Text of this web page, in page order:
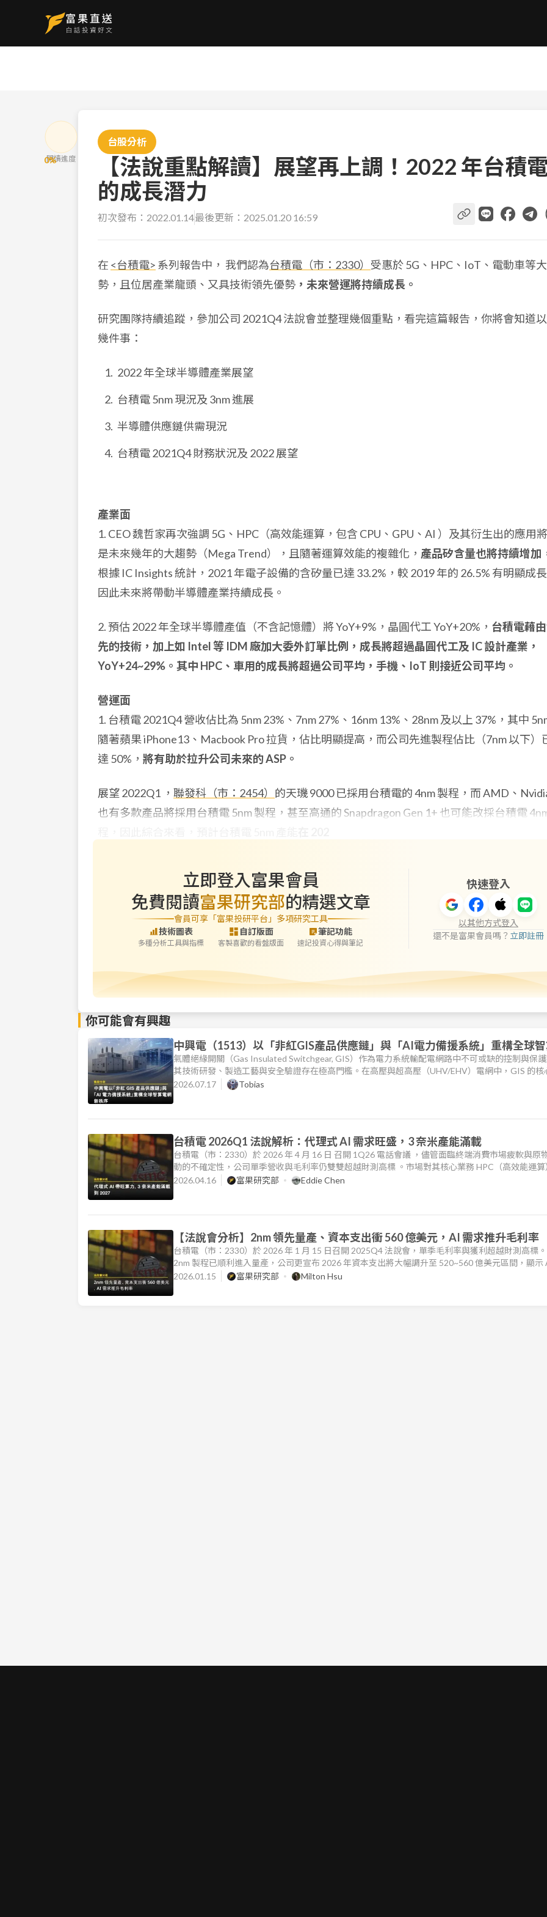
0%
閱讀進度
台股分析
【法說重點解讀】展望再上調！2022 年台積
的成長潛力
初次發布： 2022.01.14最後更新： 2025.01.20 16:59
在 <台積電> 系列報告中， 我們認為台積電（市：2330） 受惠於 5G、HPC、IoT、電動車等
勢，且位居產業龍頭、又具技術領先優勢 ，未來營運將持續成長。
研究團隊持續追蹤，參加公司 2021Q4 法說會並整理幾個重點，看完這篇報告，你將會知道
幾件事：
2022 年全球半導體產業展望
台積電 5nm 現況及 3nm 進展
半導體供應鏈供需現況
台積電 2021Q4 財務狀況及 2022 展望
產業面
1. CEO 魏哲家再次強調 5G、HPC（高效能運算，包含 CPU、GPU、AI ）及其衍生出的應用
是未來幾年的大趨勢（Mega Trend），且隨著運算效能的複雜化， 產品矽含量也將持續增加
根據 IC Insights 統計，2021 年電子設備的含矽量已達 33.2%，較 2019 年的 26.5% 有明顯成長
因此未來將帶動半導體產業持續成長。
2. 預估 2022 年全球半導體產值（不含記憶體）將 YoY+9%，晶圓代工 YoY+20%， 台積電藉
先的技術，加上如 Intel 等 IDM 廠加大委外訂單比例，成長將超過晶圓代工及 IC 設計產業，
YoY+24~29%。其中 HPC、車用的成長將超過公司平均，手機、IoT 則接近公司平均。
營運面
1. 台積電 2021Q4 營收佔比為 5nm 23%、7nm 27%、16nm 13%、28nm 及以上 37%，其中
隨著蘋果 iPhone13、Macbook Pro 拉貨，佔比明顯提高，而公司先進製程佔比（7nm 以下）
達 50%， 將有助於拉升公司未來的 ASP。
展望 2022Q1 ， 聯發科（市：2454） 的天璣 9000 已採用台積電的 4nm 製程，而 AMD、
也有多款產品將採用台積電 5nm 製程，甚至高通的 Snapdragon Gen 1+ 也可能改採台積電
立即登入富果會員
免費閱讀富果研究部的精選文章
會員可享「富果投研平台」多項研究工具
技術圖表
多種分析工具與指標
自訂版面
客製喜歡的看盤版面
筆記功能
速記投資心得與筆記
快速登入
以其他方式登入
還不是富果會員嗎？ 立即註冊
你可能會有興趣
中興電（1513）以「非紅GIS產品供應鏈」與「AI電力備援系統」重構全球智
網新秩序
氣體絕緣開關（Gas Insulated Switchgear, GIS）作為電力系統輸配電網路中不可或缺的控制與保護
其技術研發、製造工藝與安全驗證存在極高門檻。在高壓與超高壓（UHV/EHV）電網中，GIS 的核
難度主要體現在高壓絕緣介質的物理特性控制以及開斷電流時產生電弧的快速熄滅（消弧）機制。長
2026.07.17 Tobias
台積電 2026Q1 法說解析：代理式 AI 需求旺盛，3 奈米產能滿載
台積電（市：2330）於 2026 年 4 月 16 日 召開 1Q26 電話會議 ，儘管面臨終端消費市場疲軟與原
動的不確定性，公司單季營收與毛利率仍雙雙超越財測高標 。市場對其核心業務 HPC（高效能運算
勁成長給予高度肯定，推動全年資本支出上修至指引高標 。然而，海外擴廠與 2 奈米初期量產帶來
2026.04.16 富果研究部 Eddie Chen
【法說會分析】2nm 領先量產、資本支出衝 560 億美元，AI 需求推升毛利率
台積電（市：2330）於 2026 年 1 月 15 日召開 2025Q4 法說會，單季毛利率與獲利超越財測高標
2nm 製程已順利進入量產，公司更宣布 2026 年資本支出將大幅調升至 520~560 億美元區間，顯示
HPC 的需求超過市場預期。以下為核心觀點更新： 法說會核心觀點 2025Q4 獲利超預期，毛利率
2026.01.15 富果研究部 Milton Hsu